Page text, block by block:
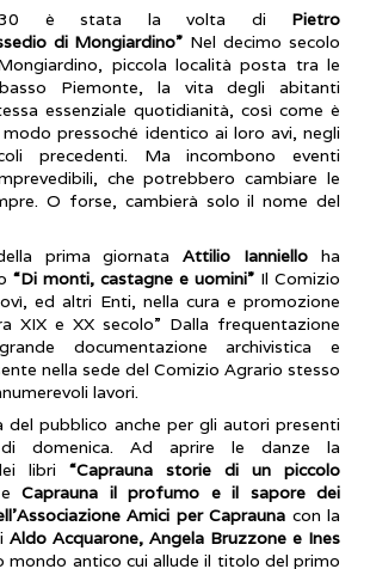
è stata la volta di Pietro
di Mongiardino” Nel decimo secolo
piccola località posta tra le
Piemonte, la vita degli abitanti
essenziale quotidianità, così come è
pressoché identico ai loro avi, negli
precedenti. Ma incombono eventi
che potrebbero cambiare le
O forse, cambierà solo il nome del
prima giornata Attilio Iannielloha
“Di monti, castagne e uomini” Il Comizio
ed altri Enti, nella cura e promozione
XIX e XX secolo” Dalla frequentazione
documentazione archivistica e
nella sede del Comizio Agrario stesso
lavori.
del pubblico anche per gli autori presenti
domenica. Ad aprire le danze la
libri “Caprauna storie di un piccolo
e Caprauna il profumo e il sapore dei
Amici per Caprauna con la
Aldo Acquarone, Angela Bruzzone e Ines
mondo antico cui allude il titolo del primo